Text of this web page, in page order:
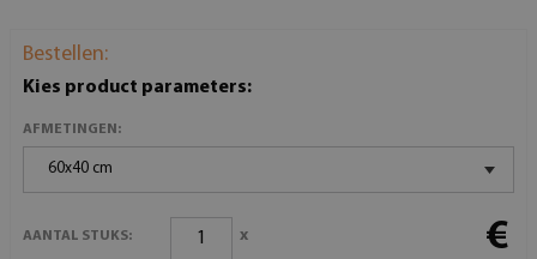
Bestellen:
Kies product parameters:
AFMETINGEN:
60x40 cm
AANTAL STUKS: x €